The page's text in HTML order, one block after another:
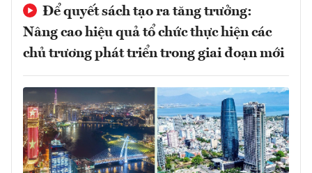
Để quyết sách tạo ra tăng trưởng:
Nâng cao hiệu quả tổ chức thực hiện các
chủ trương phát triển trong giai đoạn mới